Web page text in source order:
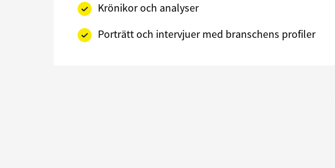
Krönikor och analyser
Porträtt och intervjuer med branschens profiler